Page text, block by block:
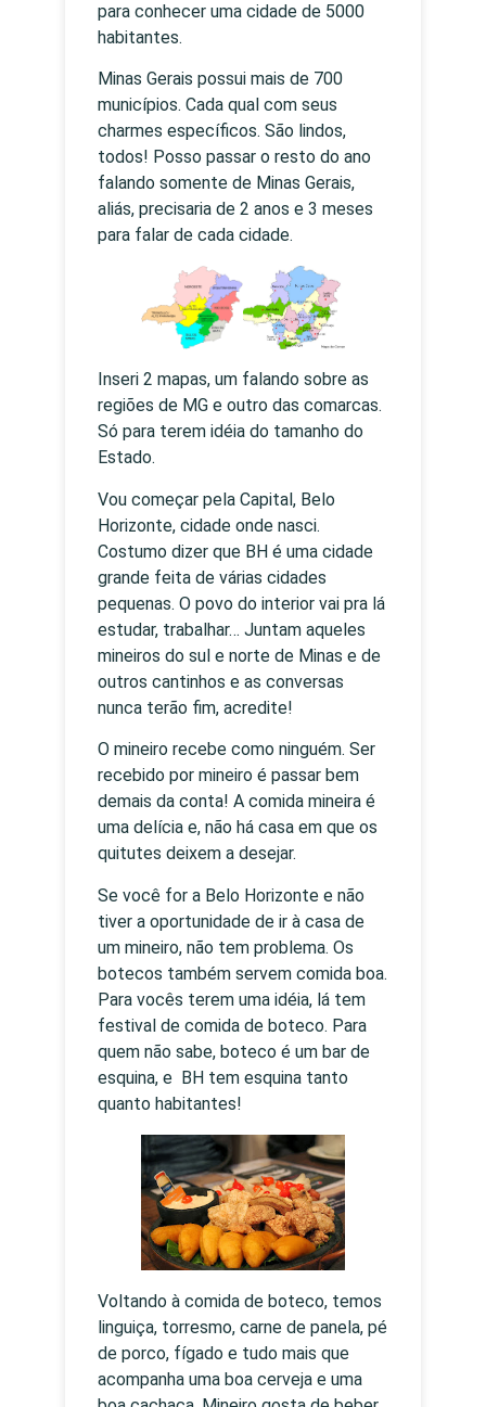
para conhecer uma cidade de 5000
habitantes.
Minas Gerais possui mais de 700
municípios. Cada qual com seus
charmes específicos. São lindos,
todos! Posso passar o resto do ano
falando somente de Minas Gerais,
aliás, precisaria de 2 anos e 3 meses
para falar de cada cidade.
Inseri 2 mapas, um falando sobre as
regiões de MG e outro das comarcas.
Só para terem idéia do tamanho do
Estado.
Vou começar pela Capital, Belo
Horizonte, cidade onde nasci.
Costumo dizer que BH é uma cidade
grande feita de várias cidades
pequenas. O povo do interior vai pra lá
estudar, trabalhar… Juntam aqueles
mineiros do sul e norte de Minas e de
outros cantinhos e as conversas
nunca terão fim, acredite!
O mineiro recebe como ninguém. Ser
recebido por mineiro é passar bem
demais da conta! A comida mineira é
uma delícia e, não há casa em que os
quitutes deixem a desejar.
Se você for a Belo Horizonte e não
tiver a oportunidade de ir à casa de
um mineiro, não tem problema. Os
botecos também servem comida boa.
Para vocês terem uma idéia, lá tem
festival de comida de boteco. Para
quem não sabe, boteco é um bar de
esquina, e BH tem esquina tanto
quanto habitantes!
Voltando à comida de boteco, temos
linguiça, torresmo, carne de panela, pé
de porco, fígado e tudo mais que
acompanha uma boa cerveja e uma